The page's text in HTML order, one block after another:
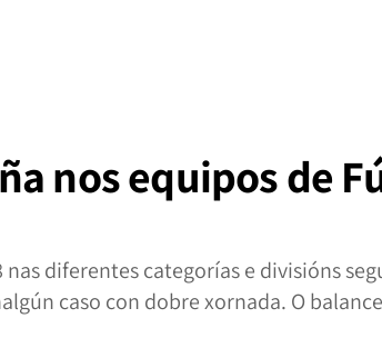
nos equipos de
diferentes categorías e divisións
caso con dobre xornada. O